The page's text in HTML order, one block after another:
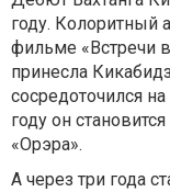
году. Колоритный
фильме «Встречи
принесла
сосредоточился
году он
«Орэра».
А через три года